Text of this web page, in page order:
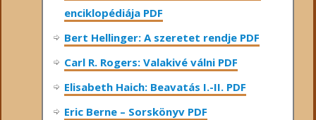
enciklopédiája PDF
Bert Hellinger: A ​szeretet rendje PDF
Carl R. Rogers: Valakivé válni PDF
Elisabeth Haich: Beavatás I.-II. PDF
Eric Berne – Sorskönyv PDF